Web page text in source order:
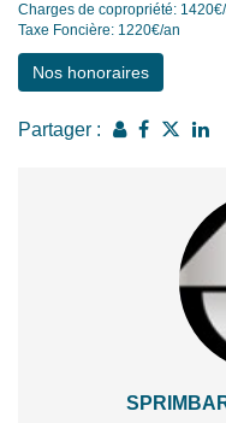
Charges de copropriété:
Taxe Foncière: 1220€/an
Nos honoraires
Partager :